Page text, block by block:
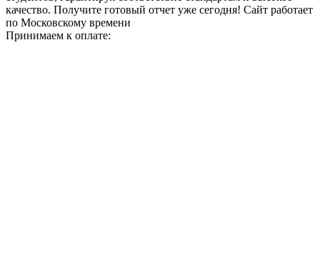
качество. Получите готовый отчет уже сегодня! Сайт работает
по Московскому времени
Принимаем к оплате: